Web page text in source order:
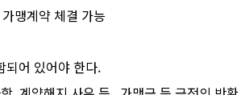
맹계약 체결 가능
어 있어야 한다.